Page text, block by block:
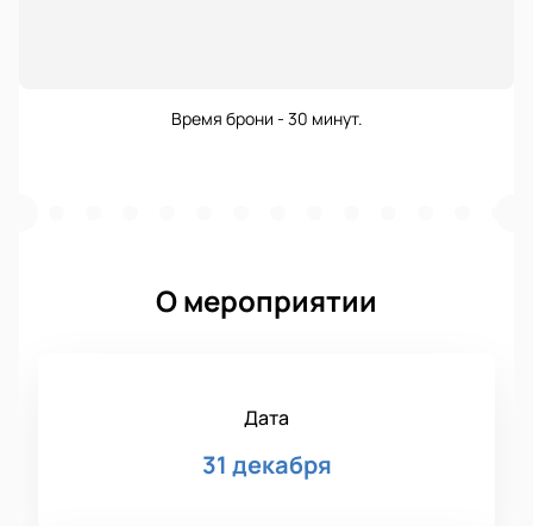
Время брони - 30 минут.
О мероприятии
Дата
31 декабря